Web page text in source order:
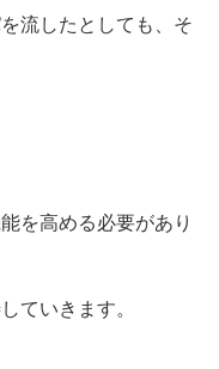
流したとしても、そ
を高める必要があり
ていきます。